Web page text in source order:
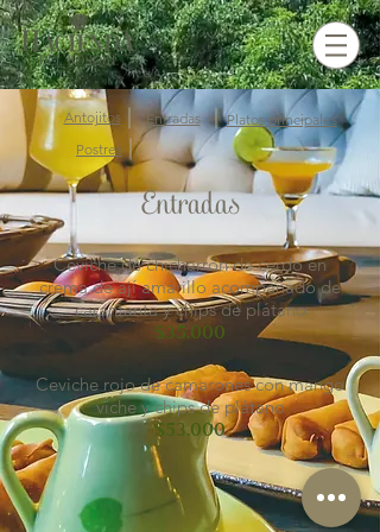
Antojitos Entradas
Platos principales
Postres
Entradas
Ceviche de chicharrón de cerdo en
crema de ají amarillo acompañado de
carantanta y chips de plátano
$35.000
Ceviche rojo de camarones con mango
viche y chips de plátano
$53.000